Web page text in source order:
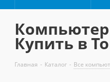
Компьютер
Купить в
Главная - Каталог - Все